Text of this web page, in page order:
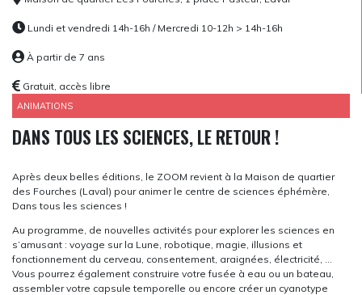
Lundi et vendredi 14h-16h / Mercredi 10-12h > 14h-16h
À partir de 7 ans
Gratuit, accès libre
ANIMATIONS
DANS TOUS LES SCIENCES, LE RETOUR !
Après deux belles éditions, le ZOOM revient à la Maison de quartier
des Fourches (Laval) pour animer le centre de sciences éphémère,
Dans tous les sciences !
Au programme, de nouvelles activités pour explorer les sciences en
s’amusant : voyage sur la Lune, robotique, magie, illusions et
fonctionnement du cerveau, consentement, araignées, électricité, …
Vous pourrez également construire votre fusée à eau ou un bateau,
assembler votre capsule temporelle ou encore créer un cyanotype